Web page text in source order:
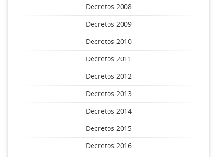
Decretos 2008
Decretos 2009
Decretos 2010
Decretos 2011
Decretos 2012
Decretos 2013
Decretos 2014
Decretos 2015
Decretos 2016